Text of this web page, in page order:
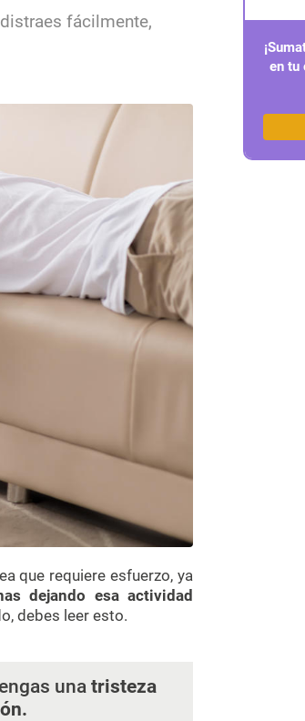
fácilmente,
que requiere esfuerzo, ya
dejando esa actividad
debes leer esto.
una tristeza
en tu